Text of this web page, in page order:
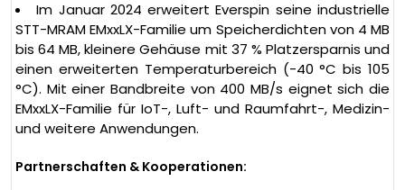
Im Januar 2024 erweitert Everspin seine industrielle
STT-MRAM EMxxLX-Familie um Speicherdichten von 4 MB
bis 64 MB, kleinere Gehäuse mit 37 % Platzersparnis und
einen erweiterten Temperaturbereich (-40 °C bis 105
°C). Mit einer Bandbreite von 400 MB/s eignet sich die
EMxxLX-Familie für IoT-, Luft- und Raumfahrt-, Medizin-
und weitere Anwendungen.
Partnerschaften & Kooperationen: